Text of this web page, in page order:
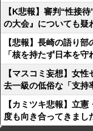
【K悲報】審判“性接
の大会』についても疑
【悲報】長崎の語り
「核を持たず日本を守
【マスコミ妄想】女
去一級の低俗な「支持
【カミツキ悲報】立
度も向き合ってきま